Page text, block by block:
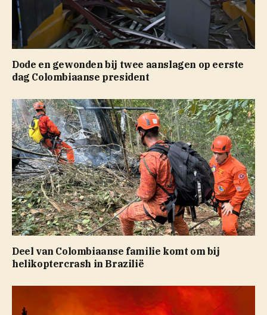
Dode en gewonden bij twee aanslagen op eerste
dag Colombiaanse president
Deel van Colombiaanse familie komt om bij
helikoptercrash in Brazilië